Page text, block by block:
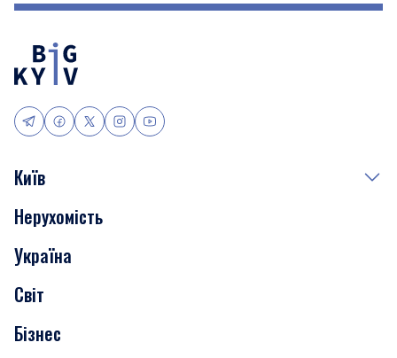
Київ
Події
Скандали
Нерухомість
Транспорт
Нерухомість
Україна
Світ
Бізнес